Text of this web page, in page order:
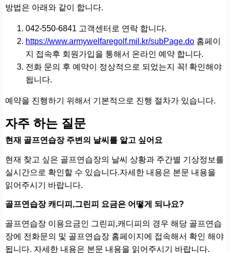
방법은 아래와 같이 합니다.
042-550-6841 고객센터로 연락 합니다.
https://www.armywelfaregolf.mil.kr/subPage.do 홈페이
지 접속후 회원가입을 통해서 온라인 예약 합니다.
전화 문의 후 예약이 정상적으로 되었는지 꼭! 확인해야
됩니다.
예약을 진행하기 위해서 기본적으로 진행 절차가 있습니다.
자주 하는 질문
현재 골프연습장 주변의 날씨를 알고 싶어요
현재 찾고 싶은 골프연습장의 날씨 상황과 주간별 기상정보를
실시간으로 확인할 수 있습니다.자세한 내용은 본문 내용을
읽어주시기 바랍니다.
골프연습장 캐디피,그린피 요금은 어떻게 되나요?
골프연습장 이용요금인 그린피,캐디피의 경우 해당 골프연습
장에 전화문의 및 골프연습장 홈페이지에 접속해서 확인 해야
됩니다. 자세한 내용은 본문 내용을 읽어주시기 바랍니다.